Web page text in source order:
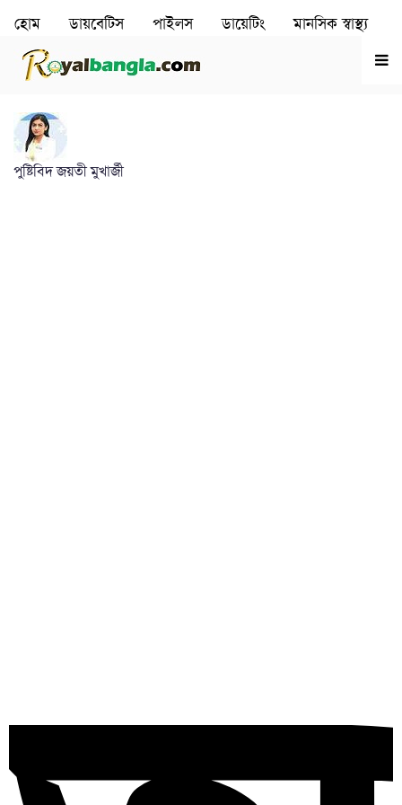
হোম ডায়বেটিস পাইলস ডায়েটিং মানসিক স্বাস্থ‌্য
রূপচর্চা হৃদরোগ
পুষ্টিবিদ জয়তী মুখার্জী